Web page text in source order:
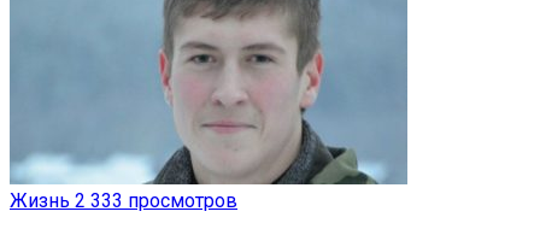
Жизнь 2 333 просмотров